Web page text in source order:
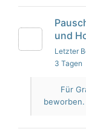
und
Letzter
3 Tagen
Für
beworben.